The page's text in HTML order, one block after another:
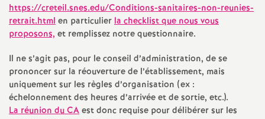
d
e
s
https://creteil.snes.edu/Conditions-sanitaires-non-reunies-
retrait.htmlen particulierla checklist que nous vous
proposons, et remplissez notre questionnaire.
Il ne s’agit pas, pour le conseil d’administration, de se
prononcer sur la réouverture de l’établissement, mais
uniquement sur les règles d’organisation (ex :
échelonnement des heures d’arrivée et de sortie, etc.).
La réunion duCAest donc requise pour délibérer sur les